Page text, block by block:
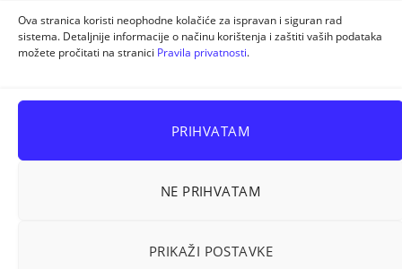
Ova stranica koristi neophodne kolačiće za ispravan i siguran rad
sistema. Detaljnije informacije o načinu korištenja i zaštiti vaših podataka
možete pročitati na stranici Pravila privatnosti.
PRIHVATAM
NE PRIHVATAM
PRIKAŽI POSTAVKE
Strateški i planski
dokument